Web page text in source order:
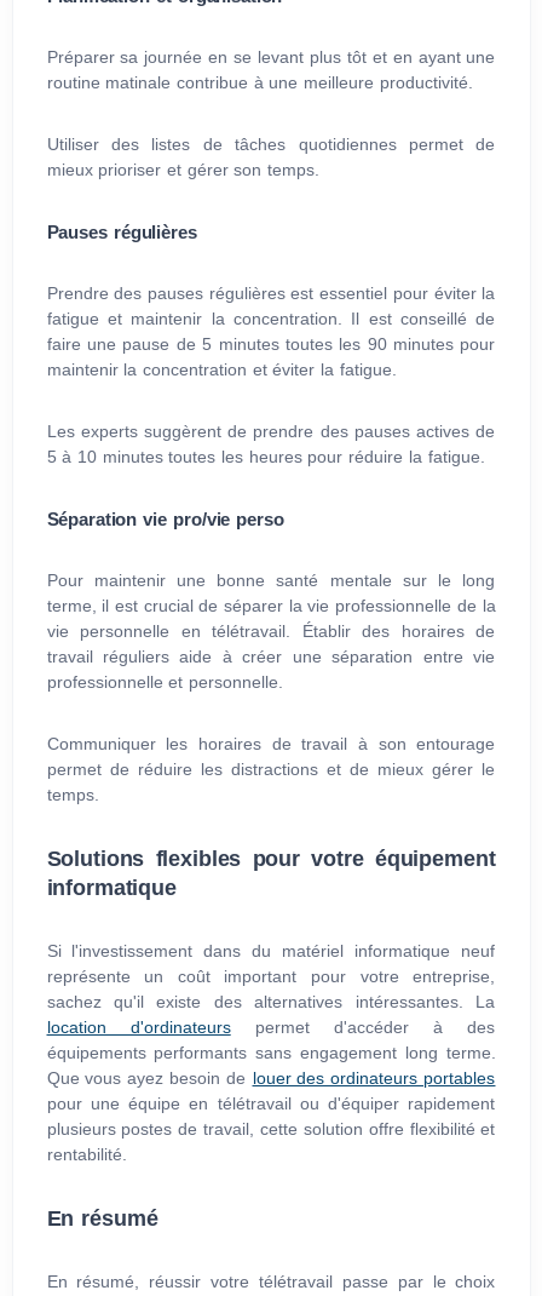
Préparer sa journée en se levant plus tôt et en ayant une
routine matinale contribue à une meilleure productivité.
Utiliser des listes de tâches quotidiennes permet de
mieux prioriser et gérer son temps.
Pauses régulières
Prendre des pauses régulières est essentiel pour éviter la
fatigue et maintenir la concentration. Il est conseillé de
faire une pause de 5 minutes toutes les 90 minutes pour
maintenir la concentration et éviter la fatigue.
Les experts suggèrent de prendre des pauses actives de
5 à 10 minutes toutes les heures pour réduire la fatigue.
Séparation vie pro/vie perso
Pour maintenir une bonne santé mentale sur le long
terme, il est crucial de séparer la vie professionnelle de la
vie personnelle en télétravail. Établir des horaires de
travail réguliers aide à créer une séparation entre vie
professionnelle et personnelle.
Communiquer les horaires de travail à son entourage
permet de réduire les distractions et de mieux gérer le
temps.
Solutions flexibles pour votre équipement
informatique
Si l'investissement dans du matériel informatique neuf
représente un coût important pour votre entreprise,
sachez qu'il existe des alternatives intéressantes. La
location d'ordinateurspermet d'accéder à des
équipements performants sans engagement long terme.
Que vous ayez besoin de louer des ordinateurs portables
pour une équipe en télétravail ou d'équiper rapidement
plusieurs postes de travail, cette solution offre flexibilité et
rentabilité.
En résumé
En résumé, réussir votre télétravail passe par le choix